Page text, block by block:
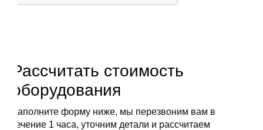
Рассчитать стоимость
оборудования
Заполните форму ниже, мы перезвоним вам в
течение 1 часа, уточним детали и рассчитаем